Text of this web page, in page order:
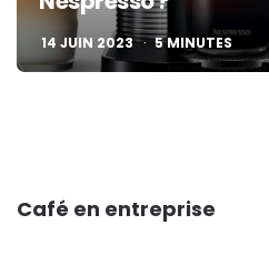
14 JUIN 2023 5MINUTES
Café en entreprise